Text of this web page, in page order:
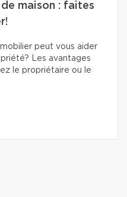
maison : faites
peut vous aider
Les avantages
le propriétaire ou le